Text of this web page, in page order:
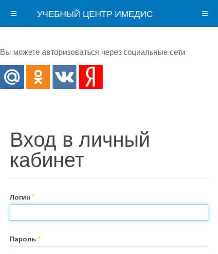
УЧЕБНЫЙ ЦЕНТР ИМЕДИС
Вы можете авторизоваться через социальные сети
Вход в личный
кабинет
Логин *
Пароль *